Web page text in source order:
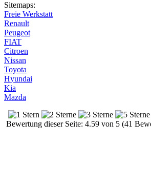
Sitemaps:
Freie Werkstatt
Renault
Peugeot
FIAT
Citroen
Nissan
Toyota
Hyundai
Kia
Mazda
Bewertung dieser Seite: 4.59 von 5 (41